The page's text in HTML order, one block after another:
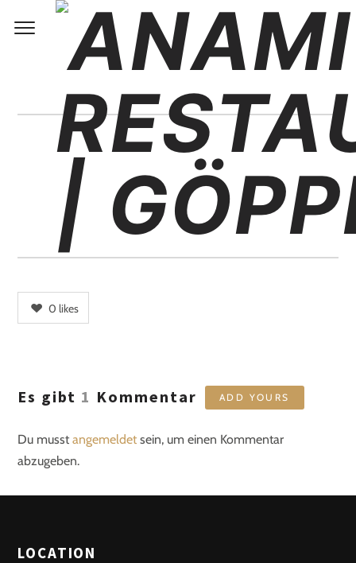
IMG_2723
0 likes
Es gibt 1 Kommentar ADD YOURS
Du musst angemeldet sein, um einen Kommentar
abzugeben.
LOCATION